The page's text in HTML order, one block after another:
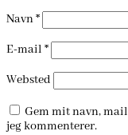
Navn*
E-mail *
Websted
Gem mit navn,
jeg kommenterer.